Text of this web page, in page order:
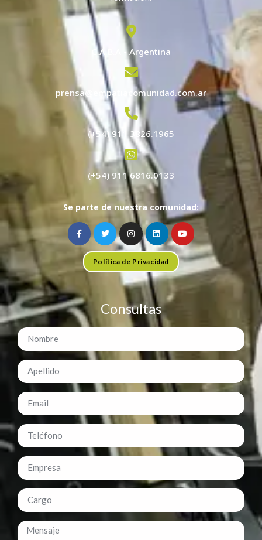
C.A.B.A - Argentina
prensa@empatiacomunidad.com.ar
(+54) 911 3826.1965
(+54) 911 6816.0133
Se parte de nuestra comunidad:
Política de Privacidad
Consultas